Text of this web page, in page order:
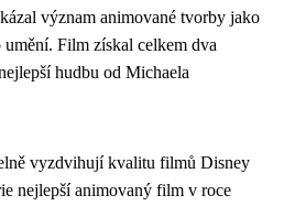
význam animované tvorby jako
Film získal celkem dva
hudbu od Michaela
vyzdvihují kvalitu filmů Disney
nejlepší animovaný film v roce